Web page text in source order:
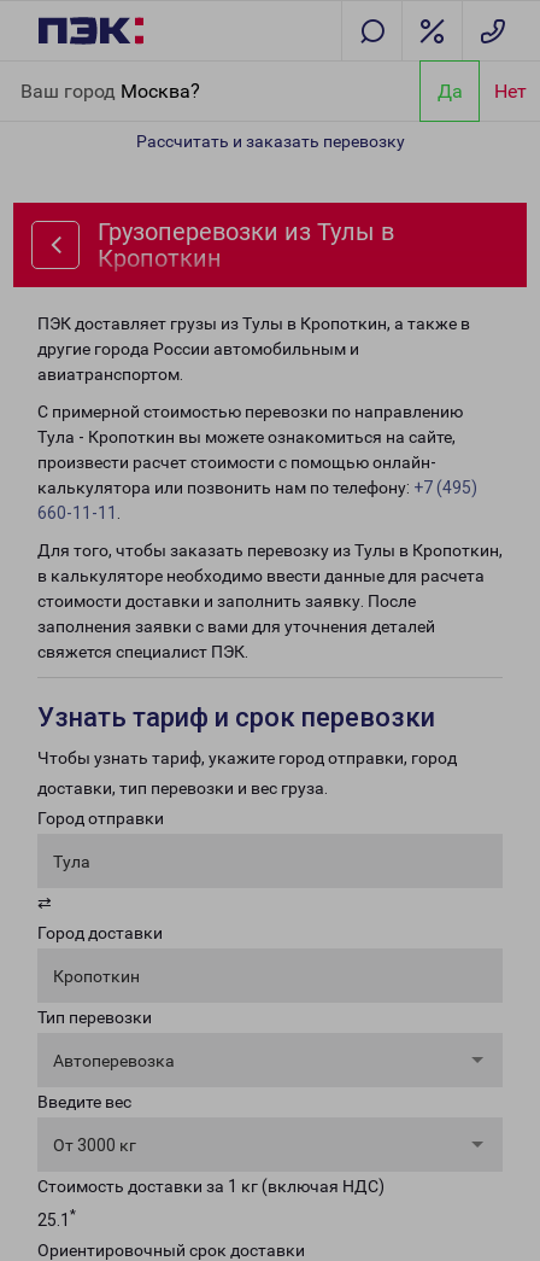
Ваш город Москва? Да Нет
Рассчитать и заказать перевозку
Грузоперевозки из Тулы в
Кропоткин
ПЭК доставляет грузы из Тулы в Кропоткин, а также в
другие города России автомобильным и
авиатранспортом.
С примерной стоимостью перевозки по направлению
Тула - Кропоткин вы можете ознакомиться на сайте,
произвести расчет стоимости с помощью онлайн-
калькулятора или позвонить нам по телефону: +7 (495)
660-11-11
Для того, чтобы заказать перевозку из Тулы в Кропоткин,
в калькуляторе необходимо ввести данные для расчета
стоимости доставки и заполнить заявку. После
заполнения заявки с вами для уточнения деталей
свяжется специалист ПЭК.
Узнать тариф и срок перевозки
Чтобы узнать тариф, укажите город отправки, город
доставки, тип перевозки и вес груза.
Город отправки
Тула
⇄
Город доставки
Кропоткин
Тип перевозки
Автоперевозка
Введите вес
От 3000 кг
Стоимость доставки за 1 кг (включая НДС)
25.1 *
Ориентировочный срок доставки